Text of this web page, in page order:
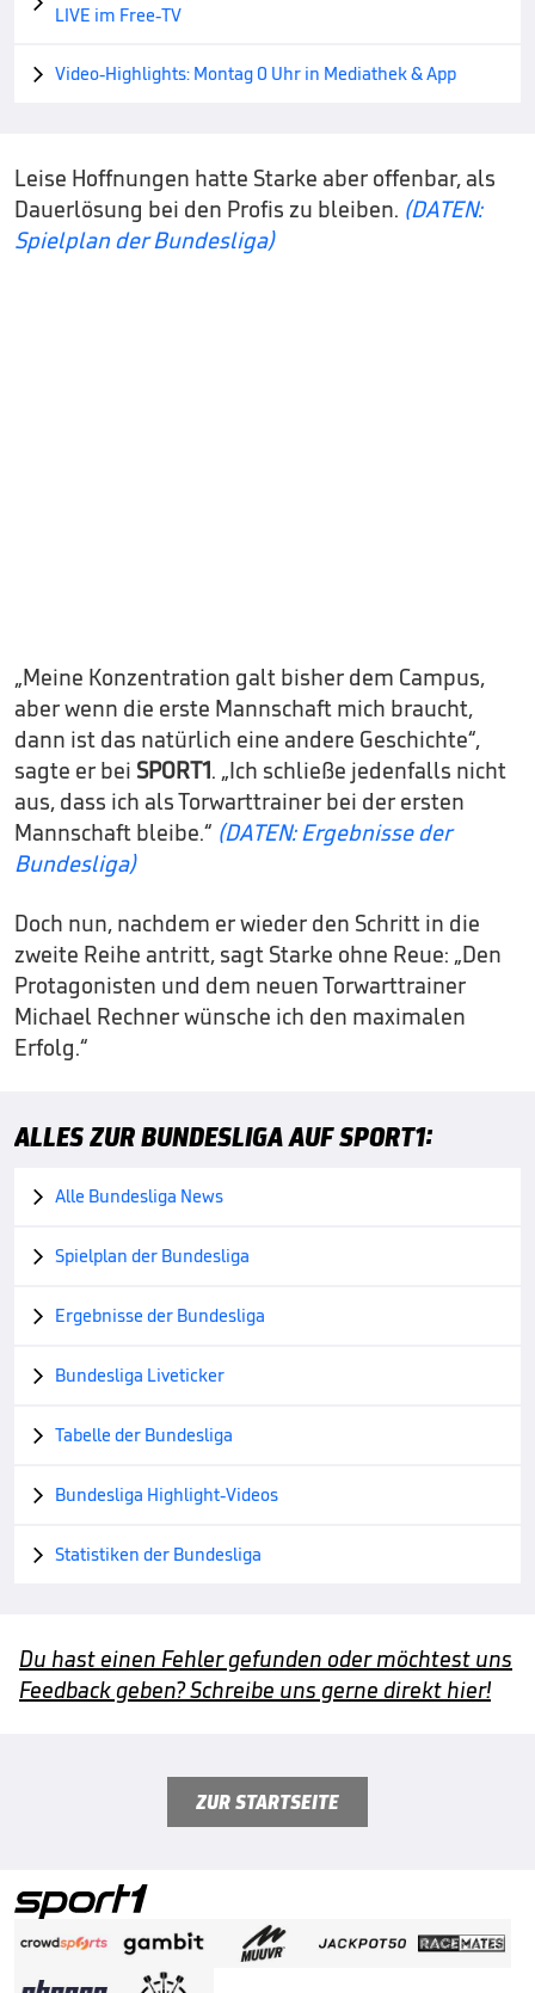
LIVE im Free-TV
 Video-Highlights: Montag 0 Uhr in Mediathek & App
Leise Hoffnungen hatte Starke aber offenbar, als
Dauerlösung bei den Profis zu bleiben. (DATEN:
Spielplan der Bundesliga)
„Meine Konzentration galt bisher dem Campus,
aber wenn die erste Mannschaft mich braucht,
dann ist das natürlich eine andere Geschichte“,
sagte er bei SPORT1. „Ich schließe jedenfalls nicht
aus, dass ich als Torwarttrainer bei der ersten
Mannschaft bleibe.“ (DATEN: Ergebnisse der
Bundesliga)
Doch nun, nachdem er wieder den Schritt in die
zweite Reihe antritt, sagt Starke ohne Reue: „Den
Protagonisten und dem neuen Torwarttrainer
Michael Rechner wünsche ich den maximalen
Erfolg.“
ALLES ZUR BUNDESLIGA AUF SPORT1:
 Alle Bundesliga News
 Spielplan der Bundesliga
 Ergebnisse der Bundesliga
 Bundesliga Liveticker
 Tabelle der Bundesliga
 Bundesliga Highlight-Videos
 Statistiken der Bundesliga
Du hast einen Fehler gefunden oder möchtest uns
Feedback geben? Schreibe uns gerne direkt hier!
ZUR STARTSEITE